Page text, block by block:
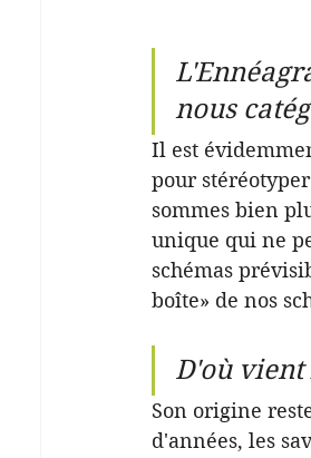
nous
Il est
pour
sommes bien
unique qui ne
schémas
boîte» de nos
D'où vient
Son origine
d'années, les